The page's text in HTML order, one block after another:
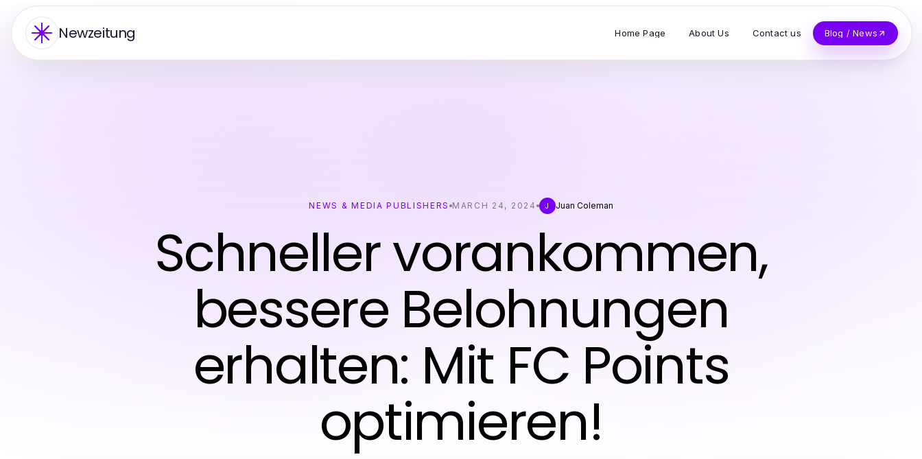
Newzeitung Home Page About Us Contact us Blog / News
NEWS & MEDIA PUBLISHERS MARCH 24, 2024 J Juan Coleman
Schneller vorankommen,
bessere Belohnungen
erhalten: Mit FC Points
optimieren!